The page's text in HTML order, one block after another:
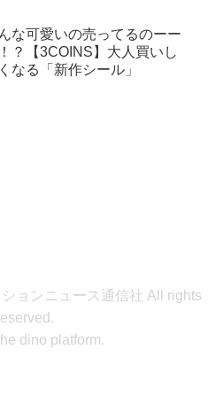
な可愛いの売ってるのーー
？【3COINS】大人買いし
なる「新作シール」
ョンニュース通信社 All rights
dino platform.